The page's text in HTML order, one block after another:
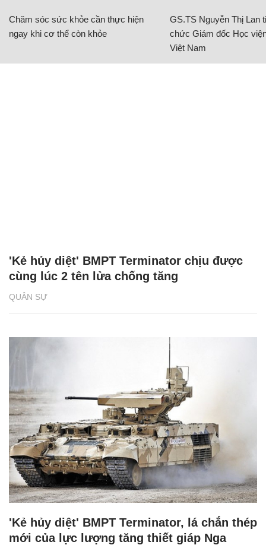
Chăm sóc sức khỏe cần thực hiện
ngay khi cơ thể còn khỏe
GS.TS Nguyễn Thị Lan
chức Giám đốc Học
Việt Nam
QUÂN SỰ
'Kẻ hủy diệt' BMPT Terminator chịu được
cùng lúc 2 tên lửa chống tăng
'Kẻ hủy diệt' BMPT Terminator, lá chắn thép
mới của lực lượng tăng thiết giáp Nga